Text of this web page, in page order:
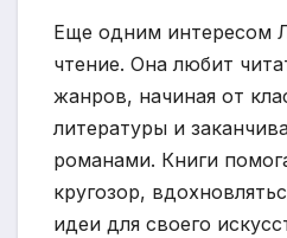
Еще одним интересом
чтение. Она любит
жанров, начиная от
литературы и
романами. Книги
кругозор,
идеи для своего